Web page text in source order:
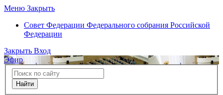
Меню Закрыть
Совет Федерации Федерального собрания Российской
Федерации
Закрыть Вход
Эфир
Найти